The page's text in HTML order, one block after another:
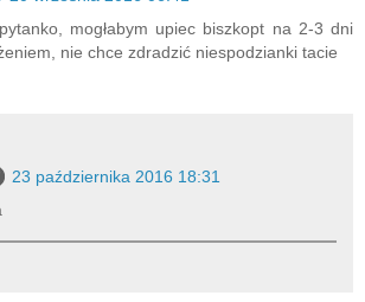
mogłabym upiec biszkopt na 2-3 dni
nie chce zdradzić niespodzianki tacie
23 października 2016 18:31